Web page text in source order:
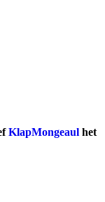
KlapMongeaul het